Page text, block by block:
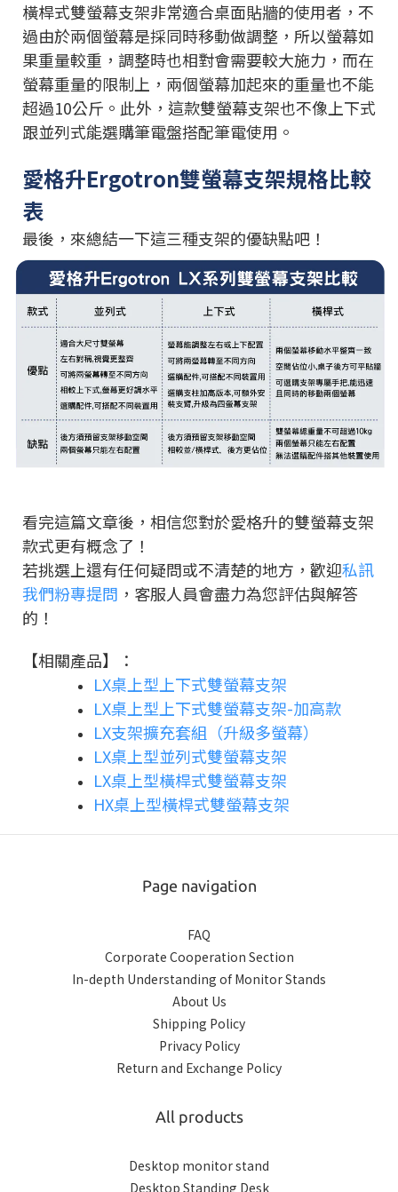
橫桿式雙螢幕支架非常適合桌面貼牆的使用者，不
過由於兩個螢幕是採同時移動做調整，所以螢幕如
果重量較重，調整時也相對會需要較大施力，而在
螢幕重量的限制上，兩個螢幕加起來的重量也不能
超過10公斤。此外，這款雙螢幕支架也不像上下式
跟並列式能選購筆電盤搭配筆電使用。
愛格升Ergotron雙螢幕支架規格比較
表
最後，來總結一下這三種支架的優缺點吧！
看完這篇文章後，相信您對於愛格升的雙螢幕支架
款式更有概念了！
若挑選上還有任何疑問或不清楚的地方，歡迎私訊
我們粉專提問 ，客服人員會盡力為您評估與解答
的！
【相關產品】：
LX桌上型上下式雙螢幕支架
LX桌上型上下式雙螢幕支架-加高款
LX支架擴充套組（升級多螢幕）
LX桌上型並列式雙螢幕支架
LX桌上型橫桿式雙螢幕支架
HX桌上型橫桿式雙螢幕支架
Page navigation
FAQ
Corporate Cooperation Section
In-depth Understanding of Monitor Stands
About Us
Shipping Policy
Privacy Policy
Return and Exchange Policy
All products
Desktop monitor stand
Desktop Standing Desk